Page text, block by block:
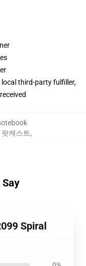
local third-party fulfiller,
캐스트,
Spiral